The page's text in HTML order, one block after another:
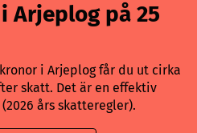
Arjeplog på 25
i Arjeplog får du ut cirka
skatt. Det är en effektiv
års skatteregler).